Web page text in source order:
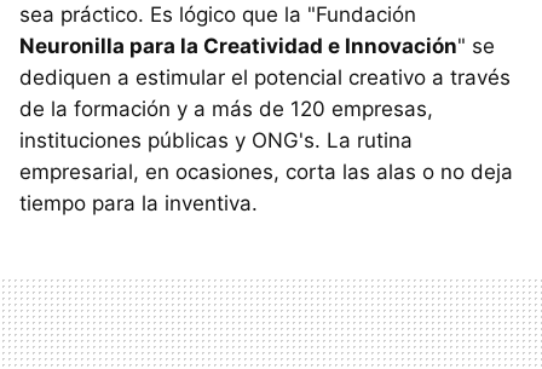
sea práctico. Es lógico que la "Fundación
Neuronilla para la Creatividad e Innovación" se
dediquen a estimular el potencial creativo a través
de la formación y a más de 120 empresas,
instituciones públicas y ONG's. La rutina
empresarial, en ocasiones, corta las alas o no deja
tiempo para la inventiva.